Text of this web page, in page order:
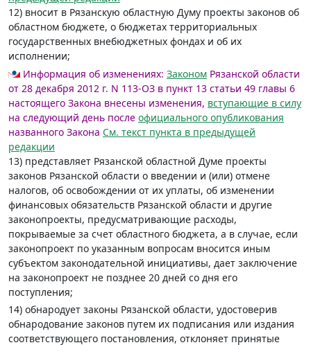
12) вносит в Рязанскую областную Думу проекты законов об
областном бюджете, о бюджетах территориальных
государственных внебюджетных фондах и об их
исполнении;
Информация об изменениях: Законом Рязанской области
от 28 декабря 2012 г. N 113-ОЗ в пункт 13 статьи 49 главы 6
настоящего Закона внесены изменения, вступающие в силу
на следующий день после официального опубликования
названного Закона См. текст пункта в предыдущей
редакции
13) представляет Рязанской областной Думе проекты
законов Рязанской области о введении и (или) отмене
налогов, об освобождении от их уплаты, об изменении
финансовых обязательств Рязанской области и другие
законопроекты, предусматривающие расходы,
покрываемые за счет областного бюджета, а в случае, если
законопроект по указанным вопросам вносится иным
субъектом законодательной инициативы, дает заключение
на законопроект не позднее 20 дней со дня его
поступления;
14) обнародует законы Рязанской области, удостоверив
обнародование законов путем их подписания или издания
соответствующего постановления, отклоняет принятые